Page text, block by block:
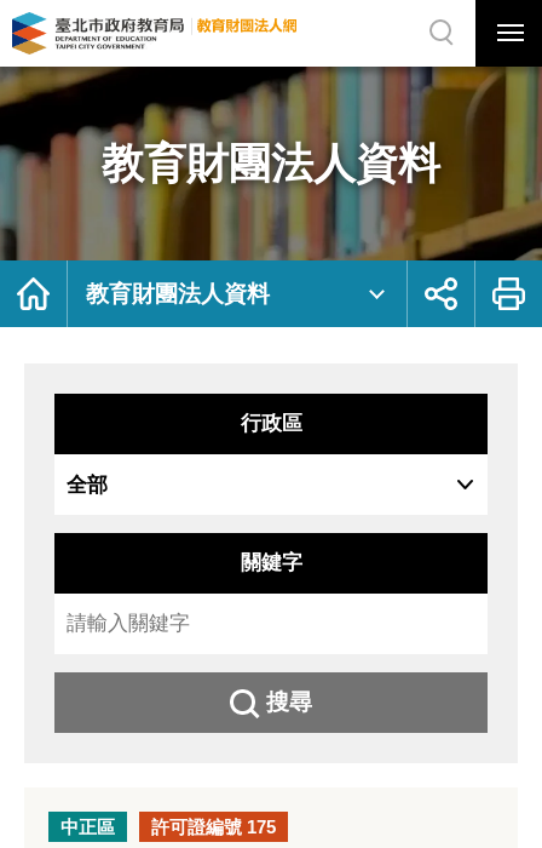
教
育
團
資
料
府
局
法
網
站
選
選
單
關
網
站
尋
教育財團法人資料
首
教育財團法人資料
展
鈕
列
行政區
關鍵字
搜尋
中正區 許可證編號 175